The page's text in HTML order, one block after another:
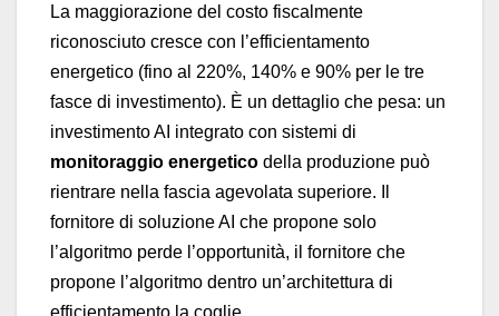
La maggiorazione del costo fiscalmente
riconosciuto cresce con l’efficientamento
energetico (fino al 220%, 140% e 90% per le tre
fasce di investimento). È un dettaglio che pesa: un
investimento AI integrato con sistemi di
monitoraggio energetico della produzione può
rientrare nella fascia agevolata superiore. Il
fornitore di soluzione AI che propone solo
l’algoritmo perde l’opportunità, il fornitore che
propone l’algoritmo dentro un’architettura di
efficientamento la coglie.